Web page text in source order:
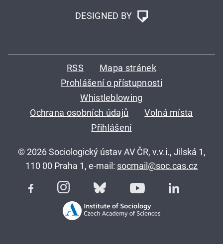
DESIGNED BY
RSS
Mapa stránek
Prohlášení o přístupnosti
Whistleblowing
Ochrana osobních údajů
Volná místa
Přihlášení
© 2026 Sociologický ústav AV ČR, v.v.i., Jilská 1,
110 00 Praha 1, e-mail: socmail@soc.cas.cz